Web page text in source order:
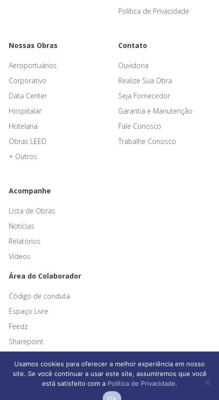
Política de Privacidade
Nossas Obras
Aeroportuários
Corporativo
Data Center
Hospitalar
Hotelaria
Obras LEED
+ Outros
Contato
Ouvidoria
Realize Sua Obra
Seja Fornecedor
Garantia e Manutenção
Fale Conosco
Trabalhe Conosco
Acompanhe
Lista de Obras
Notícias
Relatórios
Vídeos
Área do Colaborador
Código de conduta
Espaço Livre
Feedz
Sharepoint
Afonso França Engenharia © 2026 Todos os direitos reservados
Usamos cookies para oferecer a melhor experiência em nosso
site. Se você continuar a usar este site, assumiremos que você
está satisfeito com a Política de Privacidade.
Ok